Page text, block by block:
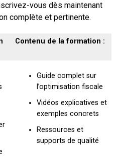
vous dès maintenant
complète et pertinente.
Contenu de la formation :
Guide complet sur
l’optimisation fiscale
Vidéos explicatives et
exemples concrets
Ressources et
supports de qualité